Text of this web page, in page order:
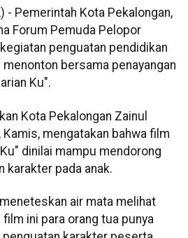
- Pemerintah Kota Pekalongan,
Forum Pemuda Pelopor
penguatan pendidikan
bersama penayangan
Ku".
Kota Pekalongan Zainul
mengatakan bahwa film
dinilai mampu mendorong
karakter pada anak.
air mata melihat
ini para orang tua punya